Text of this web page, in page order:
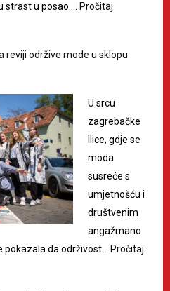
strast u posao.… Pročitaj
reviji održive mode u sklopu
U srcu
zagrebačke
Ilice, gdje se
moda
susreće s
umjetnošću i
društvenim
angažmano
pokazala da održivost… Pročitaj